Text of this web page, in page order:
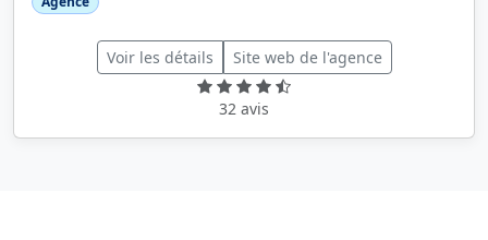
Voir les détails Site web de l'agence
32 avis